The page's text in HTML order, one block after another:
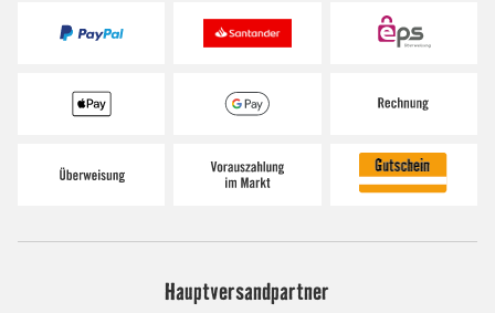
Hauptversandpartner